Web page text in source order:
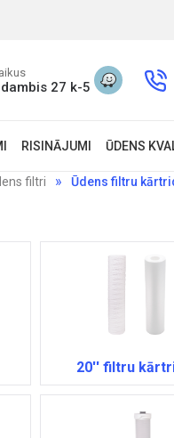
27 k-5
RISINĀJUMI ŪDENS
filtri Ūdens filtru
20'' filtru